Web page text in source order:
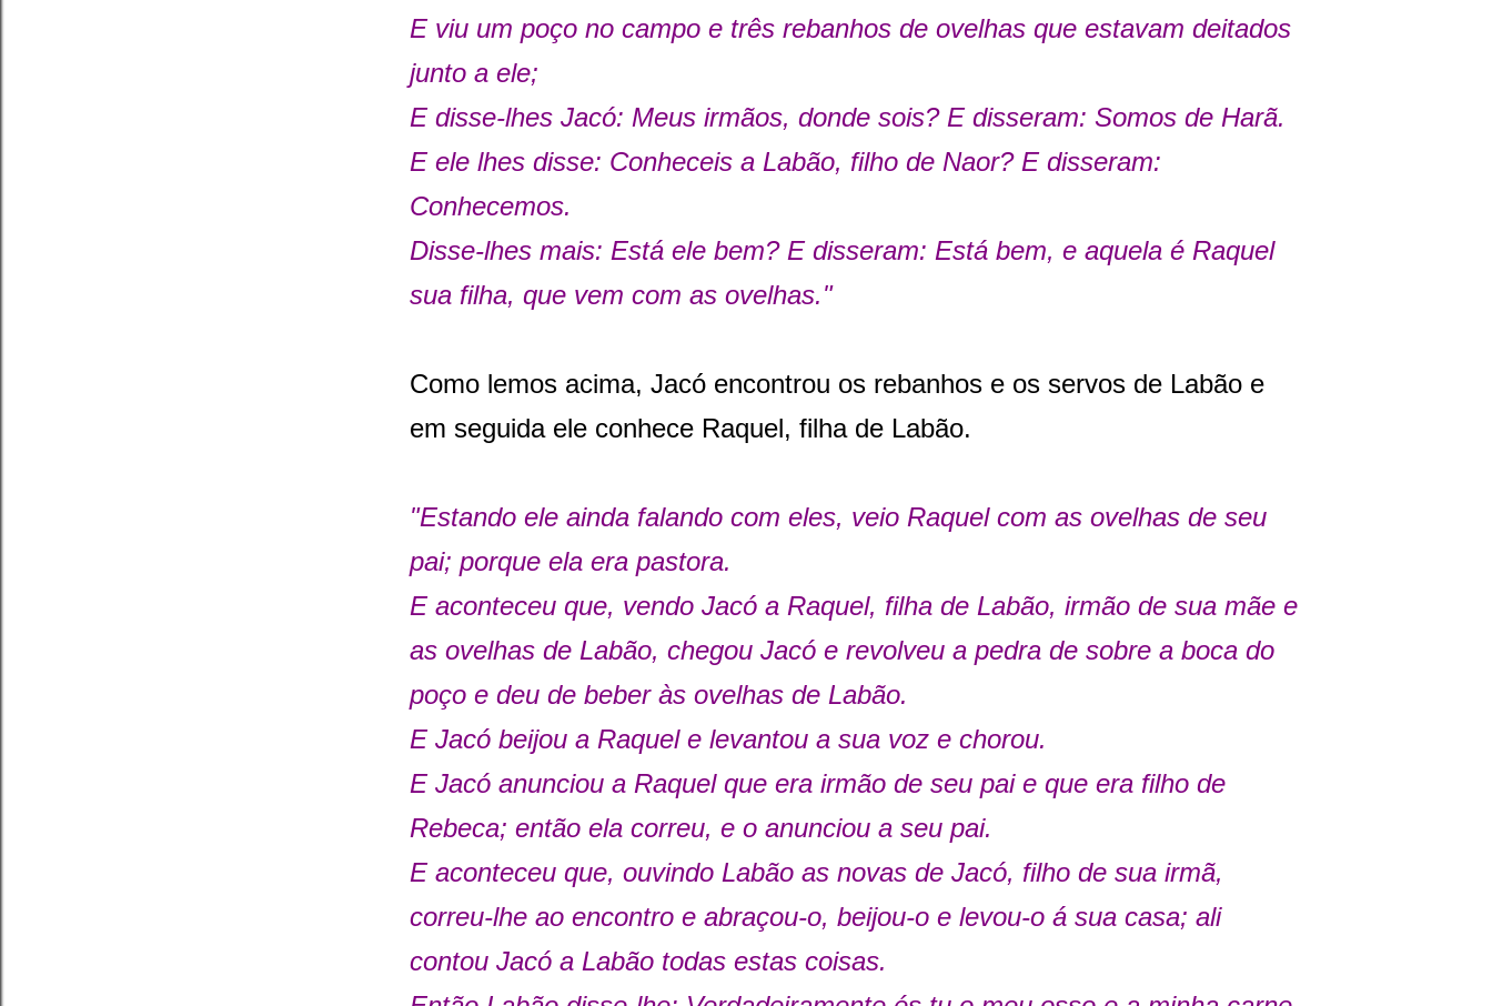
E viu um poço no campo e três rebanhos de ovelhas que estavam deitados
junto a ele;
E disse-lhes Jacó: Meus irmãos, donde sois? E disseram: Somos de Harã.
E ele lhes disse: Conheceis a Labão, filho de Naor? E disseram:
Conhecemos.
Disse-lhes mais: Está ele bem? E disseram: Está bem, e aquela é Raquel
sua filha, que vem com as ovelhas."
Como lemos acima, Jacó encontrou os rebanhos e os servos de Labão e
em seguida ele conhece Raquel, filha de Labão.
"Estando ele ainda falando com eles, veio Raquel com as ovelhas de seu
pai; porque ela era pastora.
E aconteceu que, vendo Jacó a Raquel, filha de Labão, irmão de sua mãe e
as ovelhas de Labão, chegou Jacó e revolveu a pedra de sobre a boca do
poço e deu de beber às ovelhas de Labão.
E Jacó beijou a Raquel e levantou a sua voz e chorou.
E Jacó anunciou a Raquel que era irmão de seu pai e que era filho de
Rebeca; então ela correu, e o anunciou a seu pai.
E aconteceu que, ouvindo Labão as novas de Jacó, filho de sua irmã,
correu-lhe ao encontro e abraçou-o, beijou-o e levou-o á sua casa; ali
contou Jacó a Labão todas estas coisas.